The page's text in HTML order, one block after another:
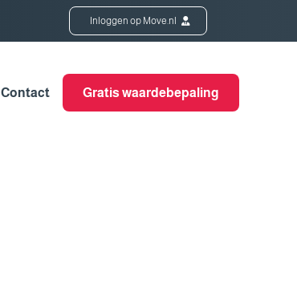
Inloggen op Move.nl
Contact Gratis waardebepaling